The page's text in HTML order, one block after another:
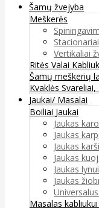
Šamų žvejyba
Meškerės
Vertikaliai
Ritės Valai
Šamų meškerių
Kvaklės
Jaukai/ Masalai
Boiliai Jaukai
Jaukas
Jaukas
Jaukas
Jaukas
Jaukas lynui
Jaukas
Masalas kabliukui